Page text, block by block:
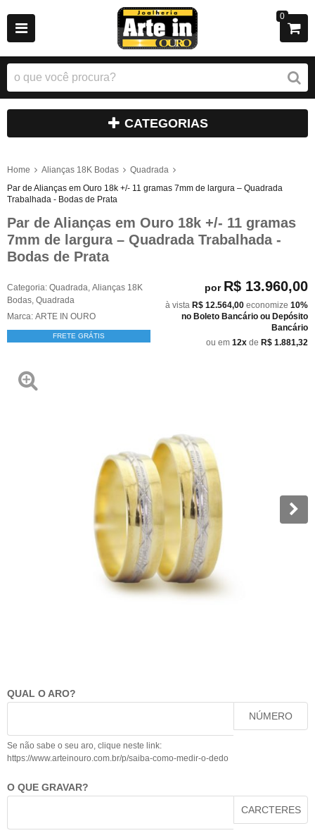
0
CATEGORIAS
Home Alianças 18K Bodas
Quadrada
Par de Alianças em Ouro 18k +/- 11 gramas 7mm de largura – Quadrada
Trabalhada - Bodas de Prata
Par de Alianças em Ouro 18k +/- 11 gramas
7mm de largura – Quadrada Trabalhada -
Bodas de Prata
Categoria: Quadrada Alianças 18K
Bodas Quadrada
Marca: ARTE IN OURO
FRETE GRÁTIS
por R$ 13.960,00
à vista R$ 12.564,00 economize 10%
no Boleto Bancário ou Depósito
Bancário
ou em 12x de R$ 1.881,32
QUAL O ARO?
NÚMERO
Se não sabe o seu aro, clique neste link:
https://www.arteinouro.com.br/p/saiba-como-medir-o-dedo
O QUE GRAVAR?
CARCTERES